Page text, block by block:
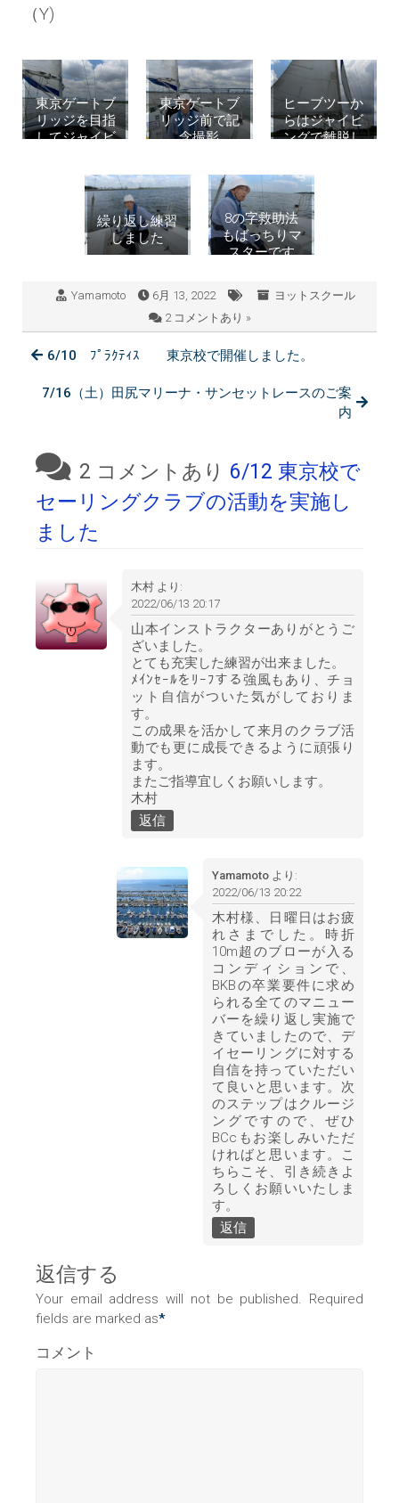
（Y)
東京ゲートブ
リッジを目指
してジャイビ
東京ゲートブ
リッジ前で記
念撮影
ヒーブツーか
らはジャイビ
ングで離脱し
繰り返し練習
しました
8の字救助法
もばっちりマ
スターです
Yamamoto 6月 13, 2022
ヨットスクール
2 コメントあり »
6/10 ﾌﾟﾗｸﾃｨｽ 東京校で開催しました。
7/16（土）田尻マリーナ・サンセットレースのご案
内
2 コメントあり 6/12 東京校で
セーリングクラブの活動を実施し
ました
木村 より:
2022/06/13 20:17
山本インストラクターありがとうご
ざいました。
とても充実した練習が出来ました。
ﾒｲﾝｾｰﾙをﾘｰﾌする強風もあり、チョ
ット自信がついた気がしておりま
す。
この成果を活かして来月のクラブ活
動でも更に成長できるように頑張り
ます。
またご指導宜しくお願いします。
木村
返信
Yamamoto より:
2022/06/13 20:22
木村様、日曜日はお疲
れさまでした。時折
10m超のブローが入る
コンディションで、
BKBの卒業要件に求め
られる全てのマニュー
バーを繰り返し実施で
きていましたので、デ
イセーリングに対する
自信を持っていただい
て良いと思います。次
のステップはクルージ
ングですので、ぜひ
BCcもお楽しみいただ
ければと思います。こ
ちらこそ、引き続きよ
ろしくお願いいたしま
す。
返信
返信する
Your email address will not be published. Required
fields are marked as*
コメント